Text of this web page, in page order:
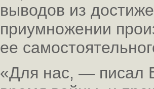
выводов из
приумножении
ее
«Для нас, — писал